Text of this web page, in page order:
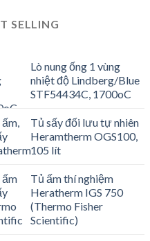
SELLING
Lò nung ống 1 vùng
nhiệt độ Lindberg/Blue
STF54434C, 1700oC
Tủ sấy đối lưu tự nhiên
Heramtherm OGS100,
105 lít
Tủ ấm thí nghiệm
Heratherm IGS 750
(Thermo Fisher
Scientific)